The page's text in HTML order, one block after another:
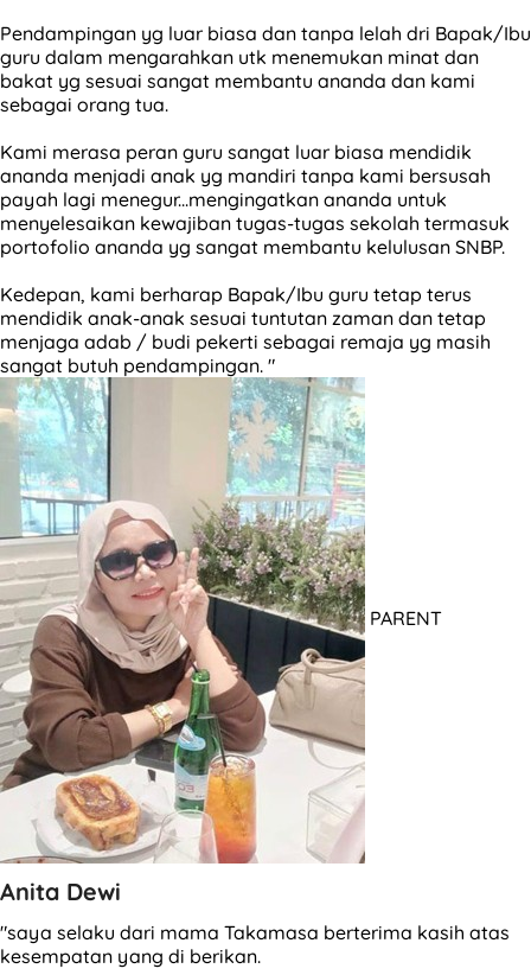
Pendampingan yg luar biasa dan tanpa lelah dri Bapak/Ibu
guru dalam mengarahkan utk menemukan minat dan
bakat yg sesuai sangat membantu ananda dan kami
sebagai orang tua.
Kami merasa peran guru sangat luar biasa mendidik
ananda menjadi anak yg mandiri tanpa kami bersusah
payah lagi menegur...mengingatkan ananda untuk
menyelesaikan kewajiban tugas-tugas sekolah termasuk
portofolio ananda yg sangat membantu kelulusan SNBP.
Kedepan, kami berharap Bapak/Ibu guru tetap terus
mendidik anak-anak sesuai tuntutan zaman dan tetap
menjaga adab / budi pekerti sebagai remaja yg masih
sangat butuh pendampingan. "
PARENT
Anita Dewi
"saya selaku dari mama Takamasa berterima kasih atas
kesempatan yang di berikan.